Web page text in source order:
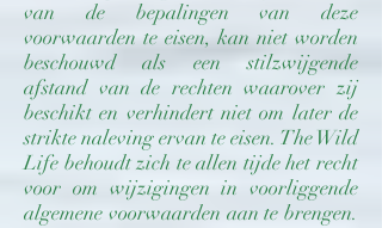
van de bepalingen van deze
voorwaarden te eisen, kan niet worden
beschouwd als een stilzwijgende
afstand van de rechten waarover zij
beschikt en verhindert niet om later de
strikte naleving ervan te eisen. The Wild
Life behoudt zich te allen tijde het recht
voor om wijzigingen in voorliggende
algemene voorwaarden aan te brengen.